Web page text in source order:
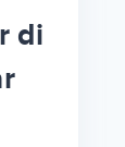
di